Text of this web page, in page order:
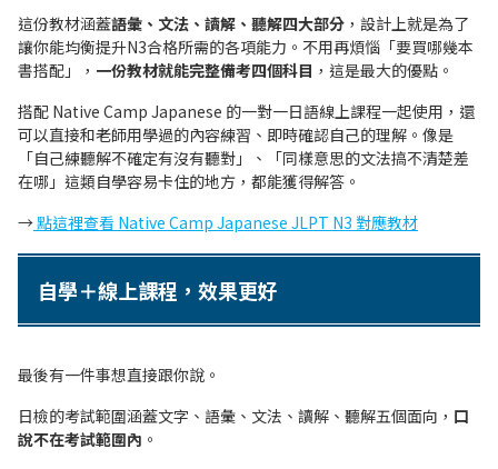
這份教材涵蓋語彙、文法、讀解、聽解四大部分 ，設計上就是為了
讓你能均衡提升N3合格所需的各項能力。不用再煩惱「要買哪幾本
書搭配」， 一份教材就能完整備考四個科目 ，這是最大的優點。
搭配 Native Camp Japanese 的一對一日語線上課程一起使用，還
可以直接和老師用學過的內容練習、即時確認自己的理解。像是
「自己練聽解不確定有沒有聽對」、「同樣意思的文法搞不清楚差
在哪」這類自學容易卡住的地方，都能獲得解答。
→點這裡查看 Native Camp Japanese JLPT N3 對應教材
自學＋線上課程，效果更好
最後有一件事想直接跟你說。
日檢的考試範圍涵蓋文字、語彙、文法、讀解、聽解五個面向， 口
說不在考試範圍內 。